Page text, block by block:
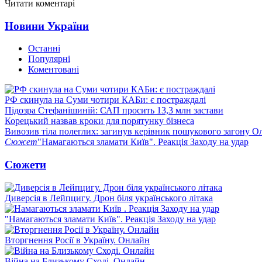
Читати коментарі
Новини України
Останні
Популярні
Коментовані
РФ скинула на Суми чотири КАБи: є постраждалі
Підозра Стефанішиній: САП просить 13,3 млн застави
Корецький назвав кроки для порятунку бізнеса
Вивозив тіла полеглих: загинув керівник пошукового загону
Сюжет"Намагаються зламати Київ". Реакція Заходу на удар
Сюжети
Диверсія в Лейпцигу. Дрон біля українського літака
"Намагаються зламати Київ". Реакція Заходу на удар
Вторгнення Росії в Україну. Онлайн